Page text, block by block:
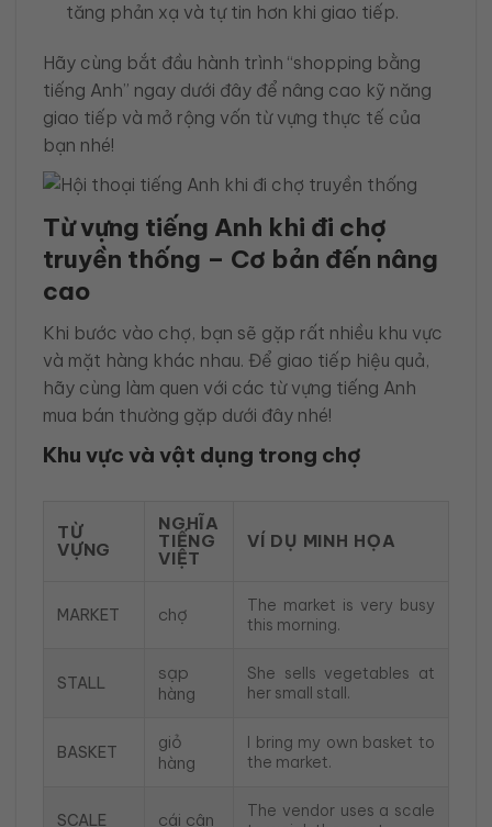
tăng phản xạ và tự tin hơn khi giao tiếp.
Hãy cùng bắt đầu hành trình “shopping bằng
tiếng Anh” ngay dưới đây để nâng cao kỹ năng
giao tiếp và mở rộng vốn từ vựng thực tế của
bạn nhé!
Từ vựng tiếng Anh khi đi chợ
truyền thống – Cơ bản đến nâng
cao
Khi bước vào chợ, bạn sẽ gặp rất nhiều khu vực
và mặt hàng khác nhau. Để giao tiếp hiệu quả,
hãy cùng làm quen với các từ vựng tiếng Anh
mua bán thường gặp dưới đây nhé!
Khu vực và vật dụng trong chợ
TỪ
VỰNG
NGHĨA
TIẾNG
VIỆT
VÍ DỤ MINH HỌA
MARKET chợ
The market is very busy
this morning.
STALL
sạp
hàng
She sells vegetables at
her small stall.
BASKET
giỏ
hàng
I bring my own basket to
the market.
SCALE cái cân
The vendor uses a scale